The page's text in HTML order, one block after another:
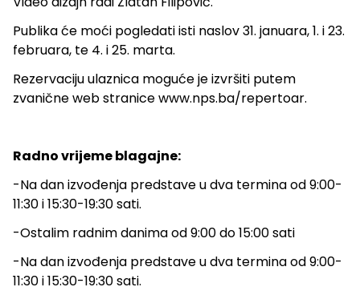
Publika će moći pogledati isti naslov 31. januara, 1. i 23.
februara, te 4. i 25. marta.
Rezervaciju ulaznica moguće je izvršiti putem
zvanične web stranicewww.nps.ba/repertoar.
Radno vrijeme blagajne:
-Na dan izvođenja predstave u dva termina od 9:00-
11:30 i 15:30-19:30 sati.
-Ostalim radnim danima od 9:00 do 15:00 sati
-Na dan izvođenja predstave u dva termina od 9:00-
11:30 i 15:30-19:30 sati.